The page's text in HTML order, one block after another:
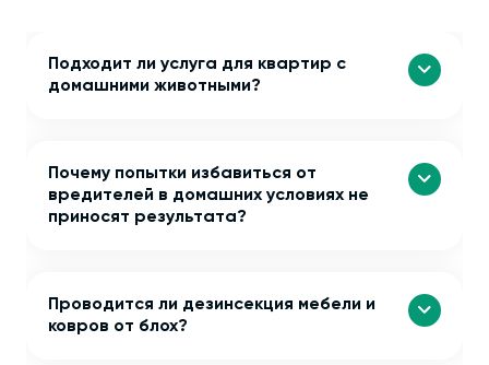
Подходит ли услуга для квартир с
домашними животными?
Почему попытки избавиться от
вредителей в домашних условиях не
приносят результата?
Проводится ли дезинсекция мебели и
ковров от блох?